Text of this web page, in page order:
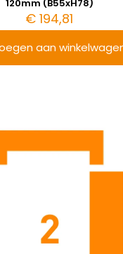
120mm (B55xH78)
€ 194,81
aan